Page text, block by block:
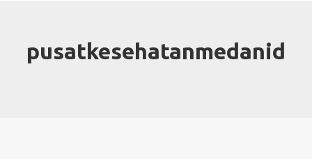
pusatkesehatanmedanid